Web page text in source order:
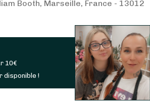
Booth, Marseille, France - 13012
10€
disponible !